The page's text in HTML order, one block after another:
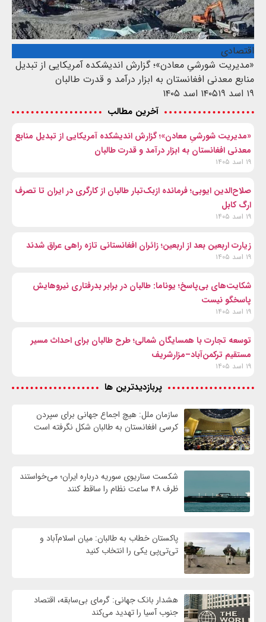
اقتصادی
«مدیریت شورشیِ معادن»؛ گزارش اندیشکده آمریکایی از تبدیل
منابع معدنی افغانستان به ابزار درآمد و قدرت طالبان
۱۹ اسد ۱۴۰۵
۱۹ اسد ۱۴۰۵
آخرین مطالب
«مدیریت شورشیِ معادن»؛ گزارش اندیشکده آمریکایی از تبدیل منابع
معدنی افغانستان به ابزار درآمد و قدرت طالبان
۱۹ اسد ۱۴۰۵
صلاح‌الدین ایوبی؛ فرمانده ازبک‌تبار طالبان از کارگری در ایران تا تصرف
ارگ کابل
۱۹ اسد ۱۴۰۵
زیارت اربعین بعد از اربعین؛ زائران افغانستانی تازه راهی عراق شدند
۱۹ اسد ۱۴۰۵
شکایت‌های بی‌پاسخ؛ یوناما: طالبان در برابر بدرفتاری نیروهایش
پاسخگو نیست
۱۹ اسد ۱۴۰۵
توسعه تجارت با همسایگان شمالی؛ طرح طالبان برای احداث مسیر
مستقیم ترکمن‌آباد–مزارشریف
۱۹ اسد ۱۴۰۵
پربازدیدترین ها
سازمان ملل: هیچ اجماع جهانی برای سپردن
کرسی افغانستان به طالبان شکل نگرفته است
شکست سناریوی سوریه درباره ایران؛ می‌خواستند
ظرف ۴۸ ساعت نظام را ساقط کنند
پاکستان خطاب به طالبان: میان اسلام‌آباد و
تی‌تی‌پی یکی را انتخاب کنید
هشدار بانک جهانی: گرمای بی‌سابقه، اقتصاد
جنوب آسیا را تهدید می‌کند